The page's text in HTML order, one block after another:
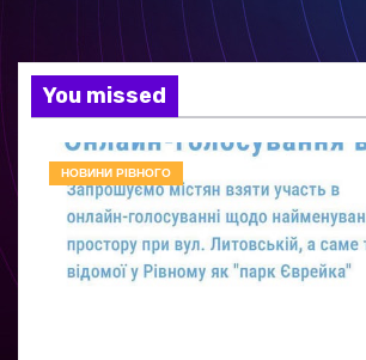
You missed
НОВИНИ РІВНОГО